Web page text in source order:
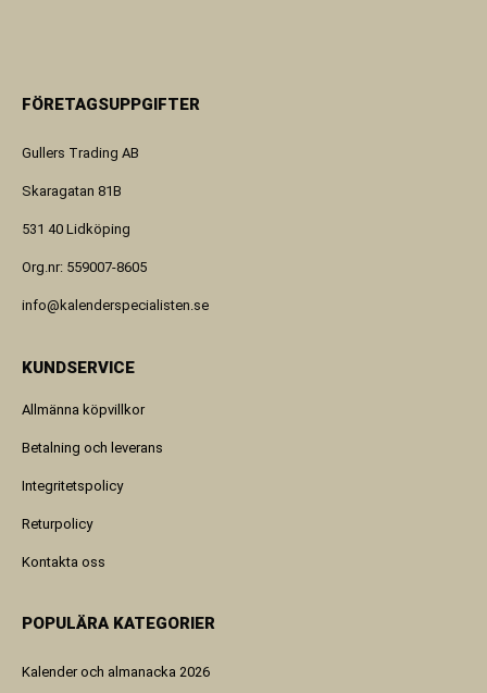
FÖRETAGSUPPGIFTER
Gullers Trading AB
Skaragatan 81B
531 40 Lidköping
Org.nr: 559007-8605
info@kalenderspecialisten.se
KUNDSERVICE
Allmänna köpvillkor
Betalning och leverans
Integritetspolicy
Returpolicy
Kontakta oss
POPULÄRA KATEGORIER
Kalender och almanacka 2026